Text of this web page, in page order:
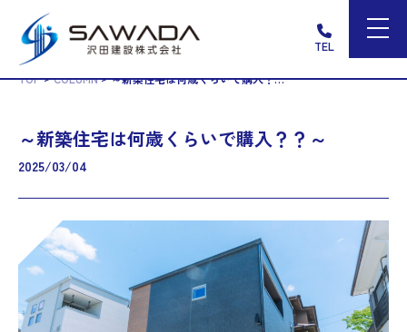
TEL
TOP>COLUMN> ～新築住宅は何歳くらいで購入？？～
～新築住宅は何歳くらいで購入？？～
2025/03/04